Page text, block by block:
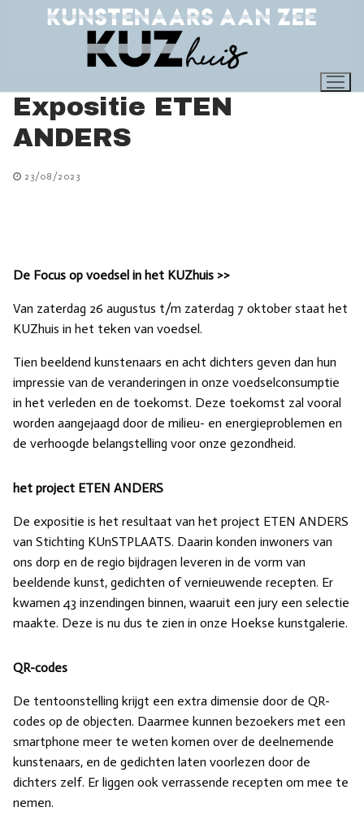
Expositie ETEN
ANDERS
23/08/2023
De Focus op voedsel in het KUZhuis >>
Van zaterdag 26 augustus t/m zaterdag 7 oktober staat het
KUZhuis in het teken van voedsel.
Tien beeldend kunstenaars en acht dichters geven dan hun
impressie van de veranderingen in onze voedselconsumptie
in het verleden en de toekomst. Deze toekomst zal vooral
worden aangejaagd door de milieu- en energieproblemen en
de verhoogde belangstelling voor onze gezondheid.
het project ETEN ANDERS
De expositie is het resultaat van het project ETEN ANDERS
van Stichting KUnSTPLAATS. Daarin konden inwoners van
ons dorp en de regio bijdragen leveren in de vorm van
beeldende kunst, gedichten of vernieuwende recepten. Er
kwamen 43 inzendingen binnen, waaruit een jury een selectie
maakte. Deze is nu dus te zien in onze Hoekse kunstgalerie.
QR-codes
De tentoonstelling krijgt een extra dimensie door de QR-
codes op de objecten. Daarmee kunnen bezoekers met een
smartphone meer te weten komen over de deelnemende
kunstenaars, en de gedichten laten voorlezen door de
dichters zelf. Er liggen ook verrassende recepten om mee te
nemen.